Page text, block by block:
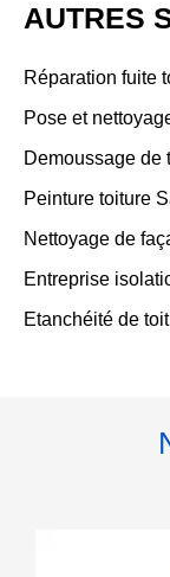
AUTRES
Réparation fuite
Pose et
Demoussage de
Peinture toiture
Nettoyage de
Entreprise
Etanchéité de